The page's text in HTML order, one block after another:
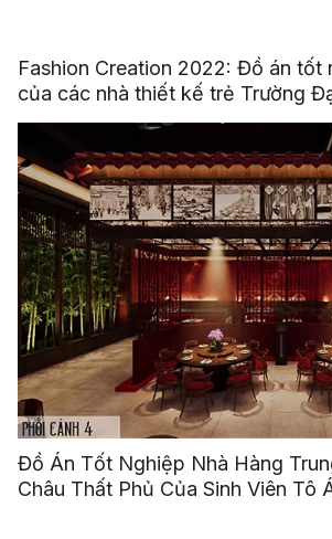
Fashion Creation 2022: Đồ án tốt
của các nhà thiết kế trẻ Trường
Đồ Án Tốt Nghiệp Nhà Hàng
Châu Thất Phủ Của Sinh Viên Tô